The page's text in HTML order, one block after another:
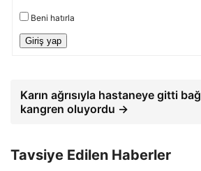
Beni hatırla
Giriş yap
Karın ağrısıyla hastaneye gitti
kangren oluyordu →
Tavsiye Edilen Haberler